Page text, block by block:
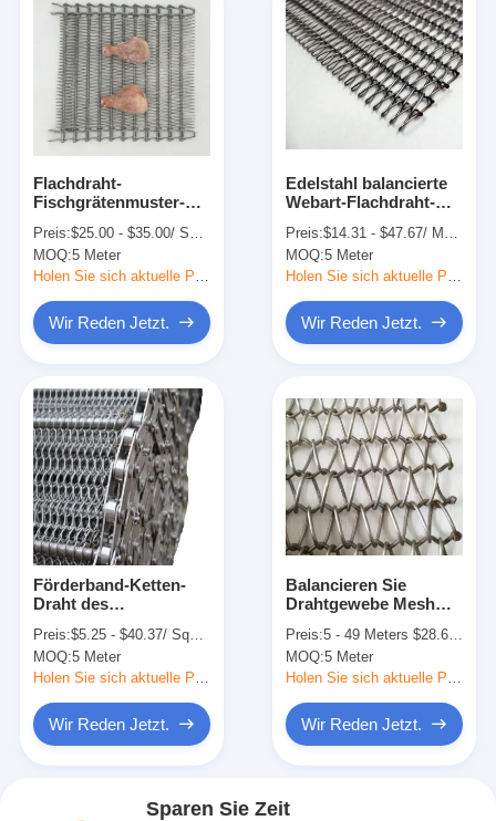
Flachdraht-
Fischgrätenmuster-
abkühlende Industrie
Preis:$25.00 - $35.00/ Set|1 Set/Sets(Min. Order)
MOQ:5 Meter
Wir Reden Jetzt.
Edelstahl balancierte
Webart-Flachdraht-
für
Lebensmittelindustrie
Preis:$14.31 - $47.67/ Meter|10 Meter/Meters(Min. Order)
MOQ:5 Meter
Wir Reden Jetzt.
Förderband-Ketten-
Draht des
304SS für
Bratnahrung
Preis:$5.25 - $40.37/ Square Meter|30 Square Meter/Square Meters(Min. Order)
MOQ:5 Meter
Holen Sie sich aktuelle Preis
Wir Reden Jetzt.
Balancieren Sie
Drahtgewebe Mesh
der Webart-SUS304
SS
Preis:5 - 49 Meters $28.69 >=50 Meters $25.36
MOQ:5 Meter
Holen Sie sich aktuelle Preis
Wir Reden Jetzt.
Sparen Sie Zeit